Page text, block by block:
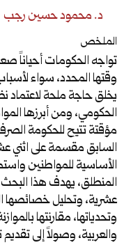
د. محمود حسين رجب
الملخص
تواجه الحكومات أحياناً
وقتها المحدد، سواء
يخلق حاجة ملحة لاعتماد
الحكومي، ومن أبرزها
مؤقتة تتيح للحكومة
السابق مقسمة على اثني
الأساسية للمواطنين
المنطلق، يهدف هذا البحث
عشرية، وتحليل خصائصها
وتحدياتها، مقارنتها
والعربية، وصولاً إلى